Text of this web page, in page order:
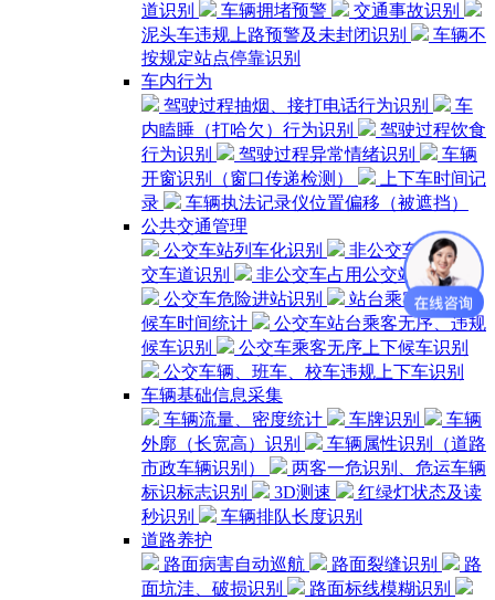
道识别
车辆拥堵预警
交通事故识别
泥头车违规上路预警及未封闭识别
车辆不
按规定站点停靠识别
车内行为
驾驶过程抽烟、接打电话行为识别
车
内瞌睡（打哈欠）行为识别
驾驶过程饮食
行为识别
驾驶过程异常情绪识别
车辆
开窗识别（窗口传递检测）
上下车时间记
录
车辆执法记录仪位置偏移（被遮挡）
公共交通管理
公交车站列车化识别
非公交车占用公
交车道识别
非公交车占用公交站台识别
公交车危险进站识别
站台乘客密度、
候车时间统计
公交车站台乘客无序、违规
候车识别
公交车乘客无序上下候车识别
公交车辆、班车、校车违规上下车识别
车辆基础信息采集
车辆流量、密度统计
车牌识别
车辆
外廓（长宽高）识别
车辆属性识别（道路
市政车辆识别）
两客一危识别、危运车辆
标识标志识别
3D测速
红绿灯状态及读
秒识别
车辆排队长度识别
道路养护
路面病害自动巡航
路面裂缝识别
路
面坑洼、破损识别
路面标线模糊识别